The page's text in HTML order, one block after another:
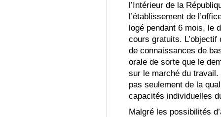
l’Intérieur de la
l’établissement de
logé pendant 6 mois, le
cours gratuits.
de connaissances de
orale de sorte que le
sur le marché du travail.
pas seulement de la
capacités individuelles
Malgré les possibilités